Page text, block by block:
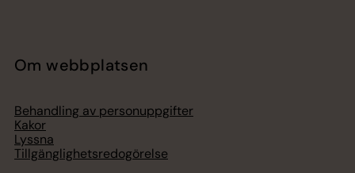
Om webbplatsen
Behandling av personuppgifter
Kakor
Lyssna
Tillgänglighetsredogörelse